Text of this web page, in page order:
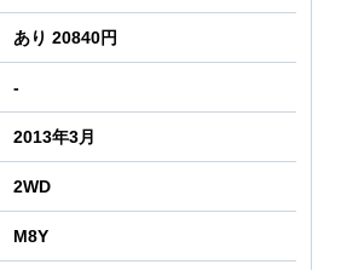
あり 20840円
-
2013年3月
2WD
M8Y